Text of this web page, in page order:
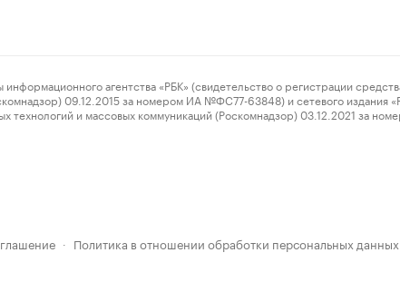
агентства «РБК» (свидетельство о регистрации
09.12.2015 за номером ИА №ФС77-63848) и сетевого издания
и массовых коммуникаций (Роскомнадзор) 03.12.2021 за
· Политика в отношении обработки персональных данных